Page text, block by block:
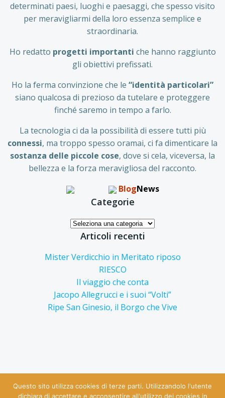
determinati paesi, luoghi e paesaggi, che spesso visito
per meravigliarmi della loro essenza semplice e
straordinaria.
Ho redatto progetti importanti che hanno raggiunto
gli obiettivi prefissati.
Ho la ferma convinzione che le “identità particolari”
siano qualcosa di prezioso da tutelare e proteggere
finché saremo in tempo a farlo.
La tecnologia ci da la possibilità di essere tutti più
connessi, ma troppo spesso oramai, ci fa dimenticare la
sostanza delle piccole cose, dove si cela, viceversa, la
bellezza e la forza meravigliosa del racconto.
BlogNews
Categorie
Categorie
Articoli recenti
Mister Verdicchio in Meritato riposo
RIESCO
Il viaggio che conta
Jacopo Allegrucci e i suoi “Volti”
Ripe San Ginesio, il Borgo che Vive
Questo sito utilizza cookies di terze parti. Utilizzandolo l'utente
dichiara di accettare e acconsentire all'utilizzo dei cookies in